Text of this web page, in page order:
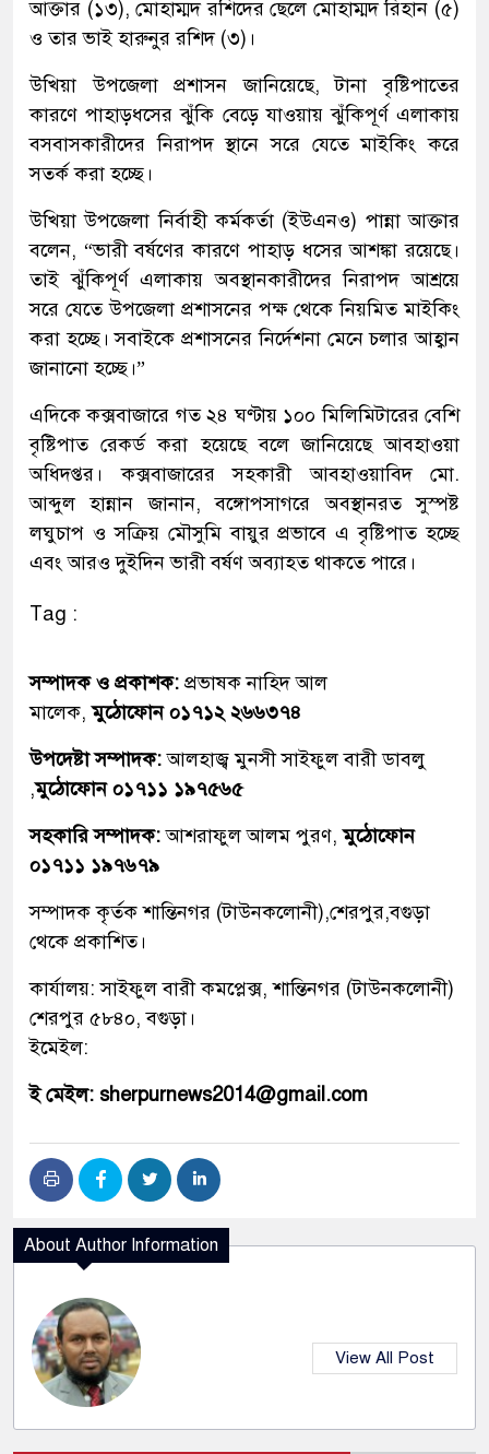
আক্তার (১৩), মোহাম্মদ রশিদের ছেলে মোহাম্মদ রিহান (৫)
ও তার ভাই হারুনুর রশিদ (৩)।
উখিয়া উপজেলা প্রশাসন জানিয়েছে, টানা বৃষ্টিপাতের
কারণে পাহাড়ধসের ঝুঁকি বেড়ে যাওয়ায় ঝুঁকিপূর্ণ এলাকায়
বসবাসকারীদের নিরাপদ স্থানে সরে যেতে মাইকিং করে
সতর্ক করা হচ্ছে।
উখিয়া উপজেলা নির্বাহী কর্মকর্তা (ইউএনও) পান্না আক্তার
বলেন, “ভারী বর্ষণের কারণে পাহাড় ধসের আশঙ্কা রয়েছে।
তাই ঝুঁকিপূর্ণ এলাকায় অবস্থানকারীদের নিরাপদ আশ্রয়ে
সরে যেতে উপজেলা প্রশাসনের পক্ষ থেকে নিয়মিত মাইকিং
করা হচ্ছে। সবাইকে প্রশাসনের নির্দেশনা মেনে চলার আহ্বান
জানানো হচ্ছে।”
এদিকে কক্সবাজারে গত ২৪ ঘণ্টায় ১০০ মিলিমিটারের বেশি
বৃষ্টিপাত রেকর্ড করা হয়েছে বলে জানিয়েছে আবহাওয়া
অধিদপ্তর। কক্সবাজারের সহকারী আবহাওয়াবিদ মো.
আব্দুল হান্নান জানান, বঙ্গোপসাগরে অবস্থানরত সুস্পষ্ট
লঘুচাপ ও সক্রিয় মৌসুমি বায়ুর প্রভাবে এ বৃষ্টিপাত হচ্ছে
এবং আরও দুইদিন ভারী বর্ষণ অব্যাহত থাকতে পারে।
Tag :
সম্পাদক ও প্রকাশক: প্রভাষক নাহিদ আল
মালেক,মুঠোফোন ০১৭১২ ২৬৬৩৭৪
উপদেষ্টা সম্পাদক:আলহাজ্ব মুনসী সাইফুল বারী ডাবলু
,মুঠোফোন ০১৭১১ ১৯৭৫৬৫
সহকারি সম্পাদক:আশরাফুল আলম পুরণ,মুঠোফোন
০১৭১১ ১৯৭৬৭৯
সম্পাদক কৃর্তক শান্তিনগর (টাউনকলোনী),শেরপুর,বগুড়া
থেকে প্রকাশিত।
কার্যালয়: সাইফুল বারী কমপ্লেক্স, শান্তিনগর (টাউনকলোনী)
শেরপুর ৫৮৪০, বগুড়া।
ইমেইল:
ই মেইল: sherpurnews2014@gmail.com
About Author Information
View All Post